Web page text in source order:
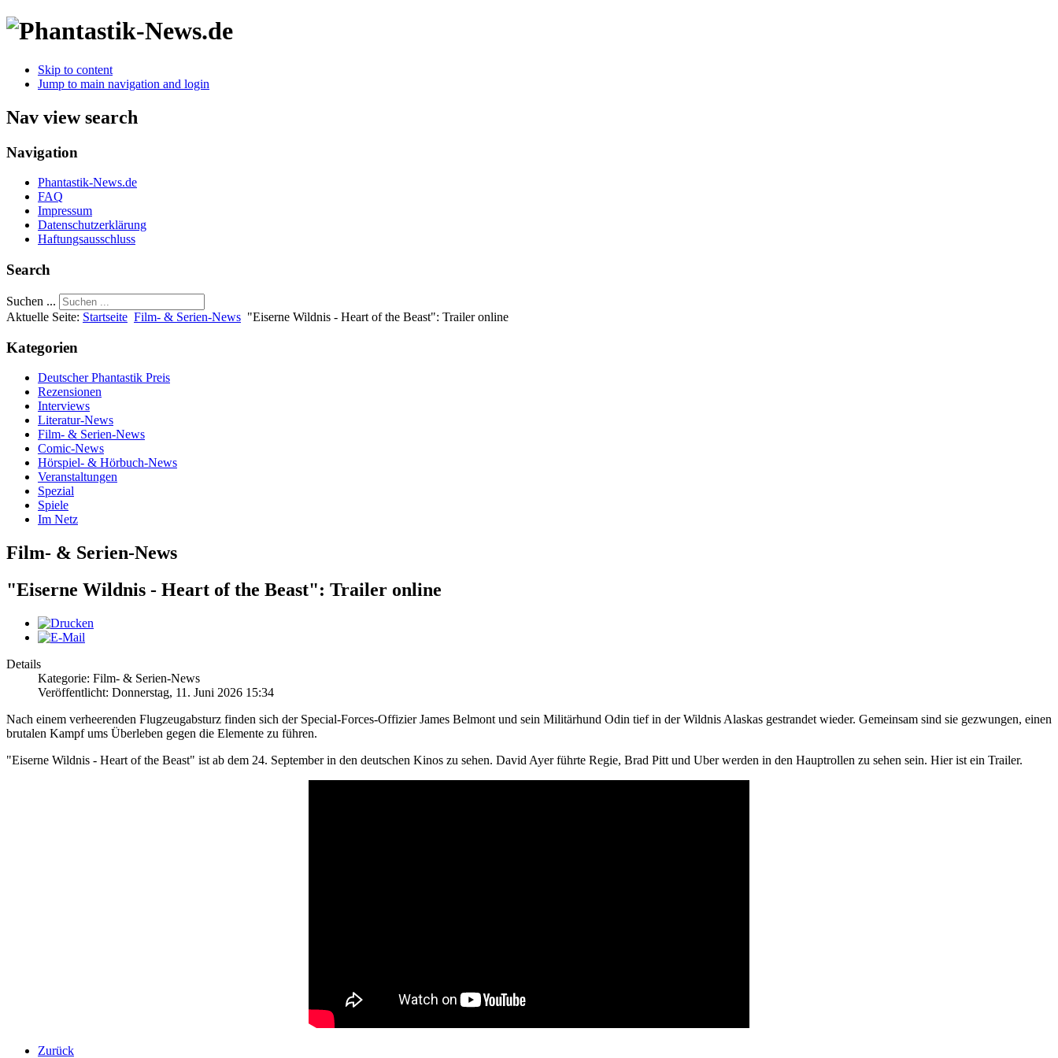
Skip to content
Jump to main navigation and login
Nav view search
Navigation
Phantastik-News.de
FAQ
Impressum
Datenschutzerklärung
Haftungsausschluss
Search
Suchen ...
Aktuelle Seite: Startseite Film- & Serien-News "Eiserne Wildnis - Heart of the Beast": Trailer online
Kategorien
Deutscher Phantastik Preis
Rezensionen
Interviews
Literatur-News
Film- & Serien-News
Comic-News
Hörspiel- & Hörbuch-News
Veranstaltungen
Spezial
Spiele
Im Netz
Film- & Serien-News
"Eiserne Wildnis - Heart of the Beast": Trailer online
Details
Kategorie: Film- & Serien-News
Veröffentlicht: Donnerstag, 11. Juni 2026 15:34
Nach einem verheerenden Flugzeugabsturz finden sich der Special-Forces-Offizier James Belmont und sein Militärhund Odin tief in der Wildnis Alaskas gestrandet wieder. Gemeinsam sind sie gezwungen, einen
brutalen Kampf ums Überleben gegen die Elemente zu führen.
"Eiserne Wildnis - Heart of the Beast" ist ab dem 24. September in den deutschen Kinos zu sehen. David Ayer führte Regie, Brad Pitt und Uber werden in den Hauptrollen zu sehen sein. Hier ist ein Trailer.
Zurück